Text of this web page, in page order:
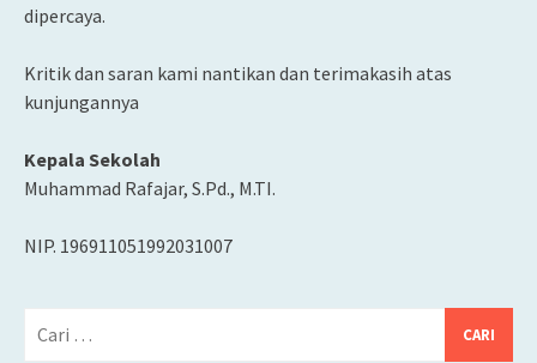
dipercaya.
Kritik dan saran kami nantikan dan terimakasih atas
kunjungannya
Kepala Sekolah
Muhammad Rafajar, S.Pd., M.TI.
NIP. 196911051992031007